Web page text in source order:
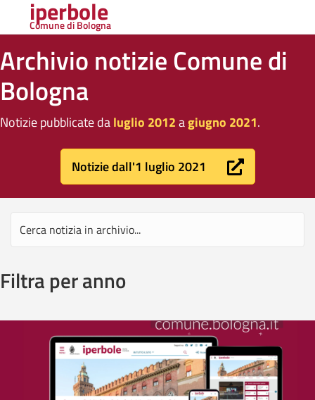
iperbole
Comune di Bologna
Archivio notizie Comune di
Bologna
Notizie pubblicate daluglio 2012agiugno 2021.
Notizie dall'1 luglio 2021
Filtra per anno